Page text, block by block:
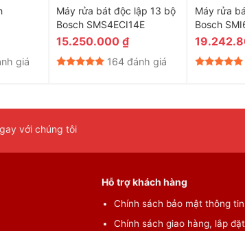
giá
Máy rửa bát độc lập 13 bộ
Bosch SMS4ECI14E
15.250.000 ₫
164 đánh giá
Máy rửa
Bosch
với chúng tôi
Hỗ trợ khách hàng
Chính sách bảo mật thông tin
Chính sách giao hàng, lắp đặt